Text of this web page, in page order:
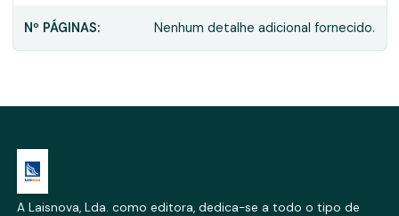
Nº PÁGINAS: Nenhum detalhe adicional fornecido.
A Laisnova, Lda. como editora, dedica-se a todo o tipo de